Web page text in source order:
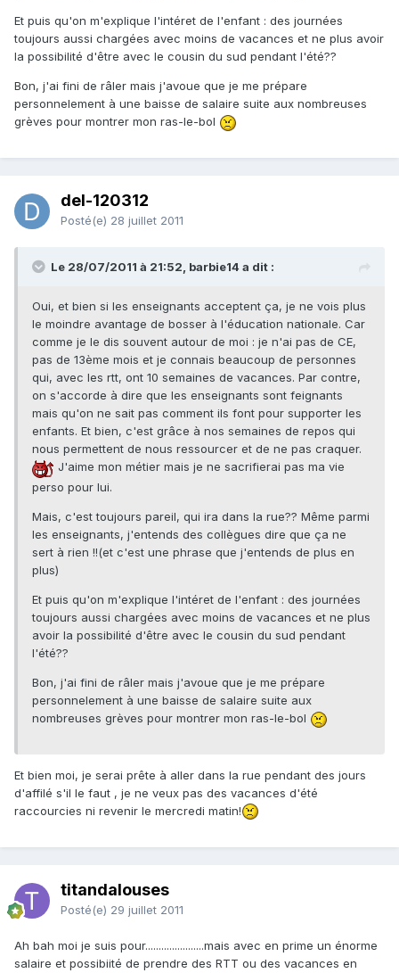
Et puis qu'on m'explique l'intéret de l'enfant : des journées
toujours aussi chargées avec moins de vacances et ne plus avoir
la possibilité d'être avec le cousin du sud pendant l'été??
Bon, j'ai fini de râler mais j'avoue que je me prépare
personnelement à une baisse de salaire suite aux nombreuses
grèves pour montrer mon ras-le-bol
del-120312
Posté(e) 28 juillet 2011
Le 28/07/2011 à 21:52, barbie14 a dit :
Oui, et bien si les enseignants acceptent ça, je ne vois plus
le moindre avantage de bosser à l'éducation nationale. Car
comme je le dis souvent autour de moi : je n'ai pas de CE,
pas de 13ème mois et je connais beaucoup de personnes
qui, avec les rtt, ont 10 semaines de vacances. Par contre,
on s'accorde à dire que les enseignants sont feignants
mais qu'on ne sait pas comment ils font pour supporter les
enfants. Et bien, c'est grâce à nos semaines de repos qui
nous permettent de nous ressourcer et de ne pas craquer.
J'aime mon métier mais je ne sacrifierai pas ma vie
perso pour lui.
Mais, c'est toujours pareil, qui ira dans la rue?? Même parmi
les enseignants, j'entends des collègues dire que ça ne
sert à rien !!(et c'est une phrase que j'entends de plus en
plus)
Et puis qu'on m'explique l'intéret de l'enfant : des journées
toujours aussi chargées avec moins de vacances et ne plus
avoir la possibilité d'être avec le cousin du sud pendant
l'été??
Bon, j'ai fini de râler mais j'avoue que je me prépare
personnelement à une baisse de salaire suite aux
nombreuses grèves pour montrer mon ras-le-bol
Et bien moi, je serai prête à aller dans la rue pendant des jours
d'affilé s'il le faut , je ne veux pas des vacances d'été
raccourcies ni revenir le mercredi matin!
titandalouses
Posté(e) 29 juillet 2011
Ah bah moi je suis pour......................mais avec en prime un énorme
salaire et possibiité de prendre des RTT ou des vacances en